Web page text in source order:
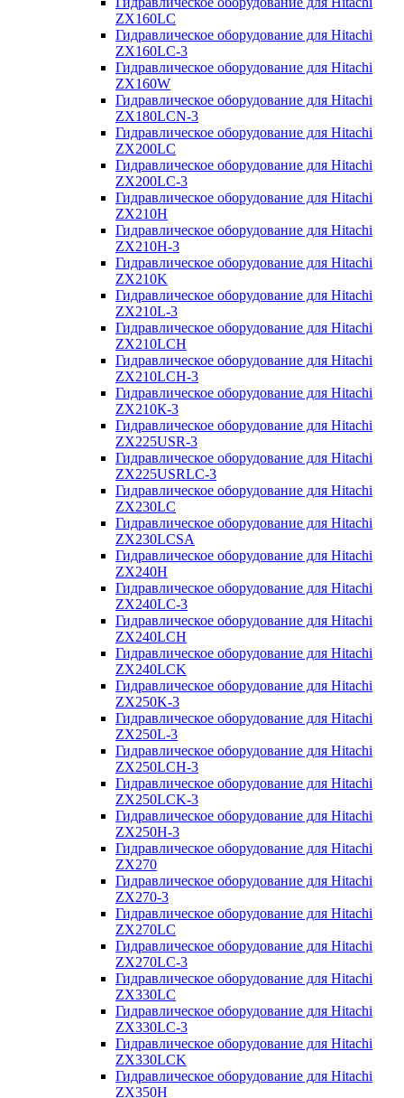
ZX160LC
Гидравлическое оборудование для Hitachi
ZX160LC-3
Гидравлическое оборудование для Hitachi
ZX160W
Гидравлическое оборудование для Hitachi
ZX180LCN-3
Гидравлическое оборудование для Hitachi
ZX200LC
Гидравлическое оборудование для Hitachi
ZX200LC-3
Гидравлическое оборудование для Hitachi
ZX210H
Гидравлическое оборудование для Hitachi
ZX210H-3
Гидравлическое оборудование для Hitachi
ZX210K
Гидравлическое оборудование для Hitachi
ZX210L-3
Гидравлическое оборудование для Hitachi
ZX210LCH
Гидравлическое оборудование для Hitachi
ZX210LCH-3
Гидравлическое оборудование для Hitachi
ZX210К-3
Гидравлическое оборудование для Hitachi
ZX225USR-3
Гидравлическое оборудование для Hitachi
ZX225USRLC-3
Гидравлическое оборудование для Hitachi
ZX230LC
Гидравлическое оборудование для Hitachi
ZX230LCSA
Гидравлическое оборудование для Hitachi
ZX240H
Гидравлическое оборудование для Hitachi
ZX240LC-3
Гидравлическое оборудование для Hitachi
ZX240LCH
Гидравлическое оборудование для Hitachi
ZX240LCK
Гидравлическое оборудование для Hitachi
ZX250K-3
Гидравлическое оборудование для Hitachi
ZX250L-3
Гидравлическое оборудование для Hitachi
ZX250LCH-3
Гидравлическое оборудование для Hitachi
ZX250LCK-3
Гидравлическое оборудование для Hitachi
ZX250Н-3
Гидравлическое оборудование для Hitachi
ZX270
Гидравлическое оборудование для Hitachi
ZX270-3
Гидравлическое оборудование для Hitachi
ZX270LC
Гидравлическое оборудование для Hitachi
ZX270LC-3
Гидравлическое оборудование для Hitachi
ZX330LC
Гидравлическое оборудование для Hitachi
ZX330LC-3
Гидравлическое оборудование для Hitachi
ZX330LCK
Гидравлическое оборудование для Hitachi
ZX350H